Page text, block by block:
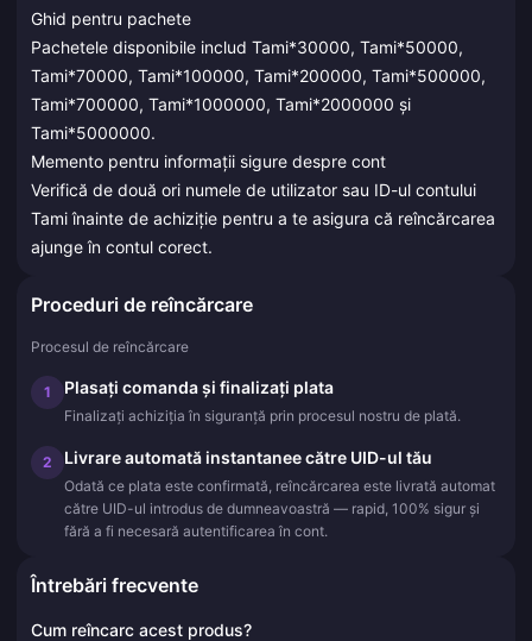
Ghid pentru pachete
Pachetele disponibile includ Tami*30000, Tami*50000,
Tami*70000, Tami*100000, Tami*200000, Tami*500000,
Tami*700000, Tami*1000000, Tami*2000000 și
Tami*5000000.
Memento pentru informații sigure despre cont
Verifică de două ori numele de utilizator sau ID-ul contului
Tami înainte de achiziție pentru a te asigura că reîncărcarea
ajunge în contul corect.
Proceduri de reîncărcare
Procesul de reîncărcare
1 Plasați comanda și finalizați plata
Finalizați achiziția în siguranță prin procesul nostru de plată.
2 Livrare automată instantanee către UID-ul tău
Odată ce plata este confirmată, reîncărcarea este livrată automat
către UID-ul introdus de dumneavoastră — rapid, 100% sigur și
fără a fi necesară autentificarea în cont.
Întrebări frecvente
Cum reîncarc acest produs?